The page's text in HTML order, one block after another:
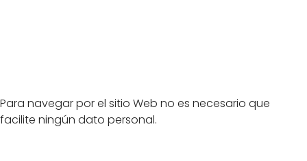
Para navegar por el sitio Web no es necesario que
facilite ningún dato personal.